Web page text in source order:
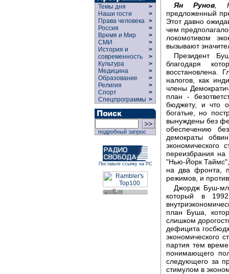
Темы дня
>
Наши гости
>
Права человека >
Россия
>
Время и Мир
>
СМИ
>
История и
современность
>
>
Культура
>
Медицина
>
Образование
>
Религия
>
Спорт
>
Спецпрограммы >
подробный запрос
Поставьте ссылку на РС
Ян Рунов ,
предложенный
Этот давно
чем
локомотивом
вызывают
Президент
благодаря
восстановлена.
налогов, как
члены
план -
бюджету, и что
богатые, но
вынуждены без
обеспечению
демократы
экономического
переизбрания
"Нью-Йорк Таймс",
на два фронта,
режимов, и
Джордж Буш-
который в
план Буша,
слишком
дефицита
экономического
партия тем
понимающего
следующего за
стимулом в